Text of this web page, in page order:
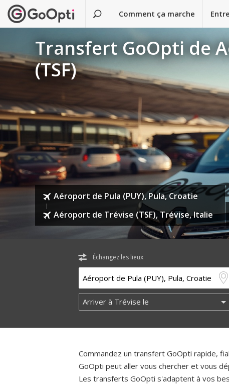
Comment ça marche
Transfert GoOpti de
(TSF)
Aéroport de Pula (PUY), Pula, Croatie
Aéroport de Trévise (TSF), Trévise, Italie
Échangez les lieux
Commandez un transfert GoOpti rapide,
GoOpti peut aller vous chercher et vous
Les transferts GoOpti s'adaptent à vos